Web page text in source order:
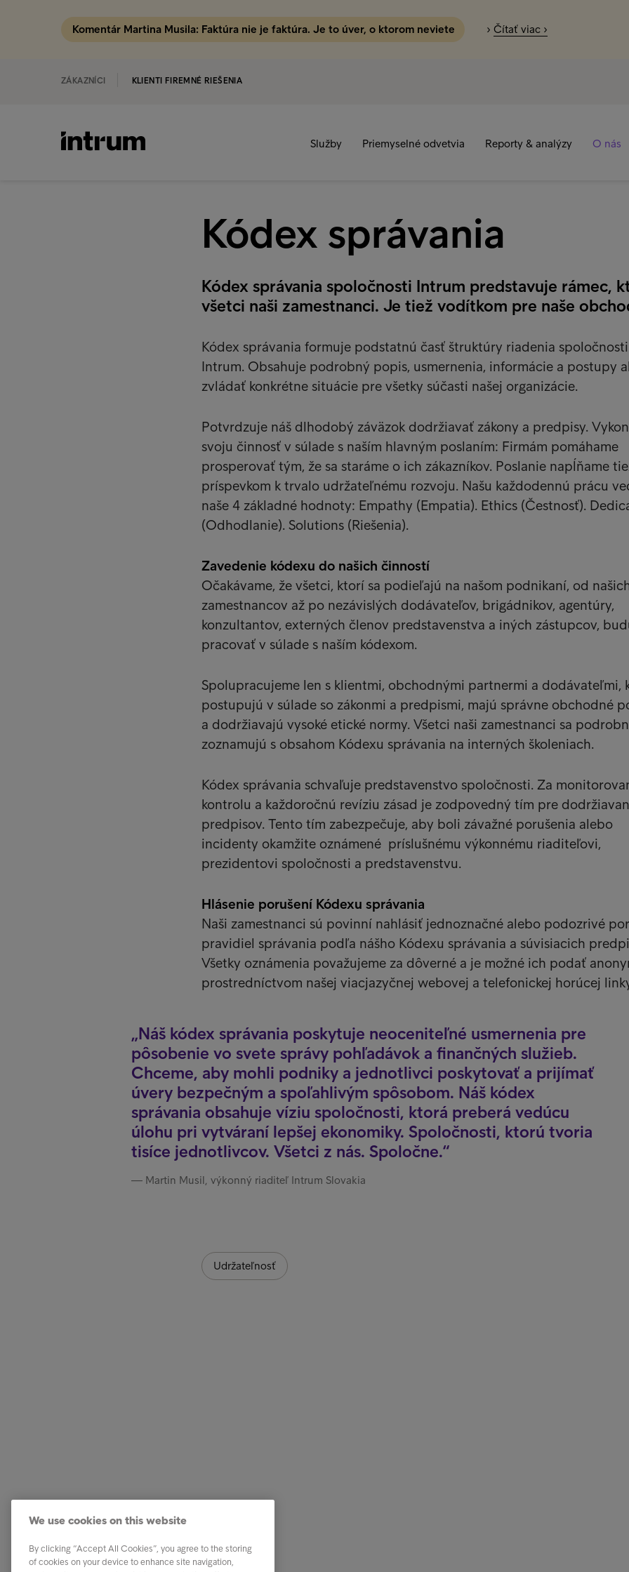
Komentár Martina Musila: Faktúra nie je faktúra. Je to úver, o ktorom neviete › Čítať viac ›
ZÁKAZNÍCI KLIENTI FIREMNÉ RIEŠENIA
Služby Priemyselné odvetvia Reporty & analýzy O nás
Kódex správania
Kódex správania spoločnosti Intrum predstavuje rámec,
všetci naši zamestnanci. Je tiež vodítkom pre naše
Kódex správania formuje podstatnú časť štruktúry riadenia spoločnosti
Intrum. Obsahuje podrobný popis, usmernenia, informácie a postupy
zvládať konkrétne situácie pre všetky súčasti našej organizácie.
Potvrdzuje náš dlhodobý záväzok dodržiavať zákony a predpisy.
svoju činnosť v súlade s naším hlavným poslaním: Firmám pomáhame
prosperovať tým, že sa staráme o ich zákazníkov. Poslanie napĺňame
príspevkom k trvalo udržateľnému rozvoju. Našu každodennú prácu
naše 4 základné hodnoty: Empathy (Empatia). Ethics (Čestnosť).
(Odhodlanie). Solutions (Riešenia).
Zavedenie kódexu do našich činností
Očakávame, že všetci, ktorí sa podieľajú na našom podnikaní, od
zamestnancov až po nezávislých dodávateľov, brigádnikov, agentúry,
konzultantov, externých členov predstavenstva a iných zástupcov,
pracovať v súlade s naším kódexom.
Spolupracujeme len s klientmi, obchodnými partnermi a dodávateľmi,
postupujú v súlade so zákonmi a predpismi, majú správne obchodné
a dodržiavajú vysoké etické normy. Všetci naši zamestnanci sa
zoznamujú s obsahom Kódexu správania na interných školeniach.
Kódex správania schvaľuje predstavenstvo spoločnosti. Za
kontrolu a každoročnú revíziu zásad je zodpovedný tím pre
predpisov. Tento tím zabezpečuje, aby boli závažné porušenia alebo
incidenty okamžite oznámené príslušnému výkonnému riaditeľovi,
prezidentovi spoločnosti a predstavenstvu.
Hlásenie porušení Kódexu správania
Naši zamestnanci sú povinní nahlásiť jednoznačné alebo podozrivé
pravidiel správania podľa nášho Kódexu správania a súvisiacich
Všetky oznámenia považujeme za dôverné a je možné ich podať
prostredníctvom našej viacjazyčnej webovej a telefonickej horúcej
Náš kódex správania poskytuje neoceniteľné usmernenia pre
pôsobenie vo svete správy pohľadávok a finančných služieb.
Chceme, aby mohli podniky a jednotlivci poskytovať a prijímať
úvery bezpečným a spoľahlivým spôsobom. Náš kódex
správania obsahuje víziu spoločnosti, ktorá preberá vedúcu
úlohu pri vytváraní lepšej ekonomiky. Spoločnosti, ktorú tvoria
tisíce jednotlivcov. Všetci z nás. Spoločne.
Martin Musil, výkonný riaditeľ Intrum Slovakia
Udržateľnosť
Služby
Reporty & analýzy
We use cookies on this website
By clicking “Accept All Cookies”, you agree to the storing
of cookies on your device to enhance site navigation,